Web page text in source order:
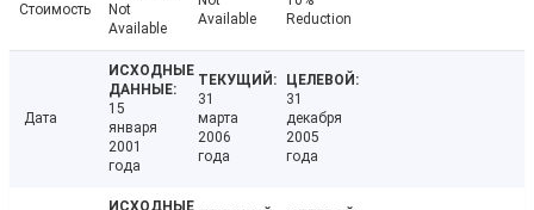
Стоимость
Not
Available
Available
Reduction
Дата
15
января
2001
года
31
марта
2006
года
31
декабря
2005
года